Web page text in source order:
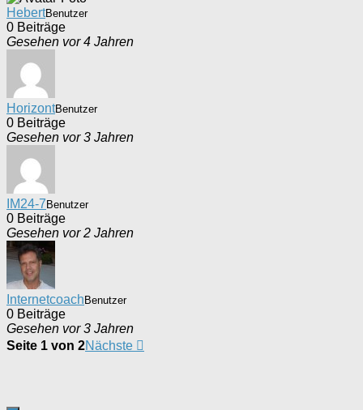
HebertBenutzer
0 Beiträge
Gesehen vor 4 Jahren
HorizontBenutzer
0 Beiträge
Gesehen vor 3 Jahren
IM24-7Benutzer
0 Beiträge
Gesehen vor 2 Jahren
InternetcoachBenutzer
0 Beiträge
Gesehen vor 3 Jahren
Seite 1 von 2Nächste